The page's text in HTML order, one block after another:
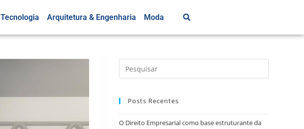
Tecnologia Arquitetura & Engenharia Moda
Posts Recentes
O Direito Empresarial como base estruturante da